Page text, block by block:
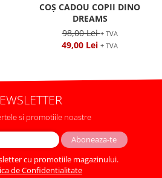
COȘ CADOU COPII DINO
DREAMS
98,00 Lei+ TVA
49,00 Lei + TVA
si promotiile noastre
cu promotiile magazinului.
de Confidentialitate